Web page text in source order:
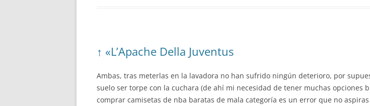
↑ «L’Apache Della Juventus
Ambas, tras meterlas en la lavadora no han sufrido ningún deterioro, por
suelo ser torpe con la cuchara (de ahí mi necesidad de tener muchas opciones
comprar camisetas de nba baratas de mala categoría es un error que no